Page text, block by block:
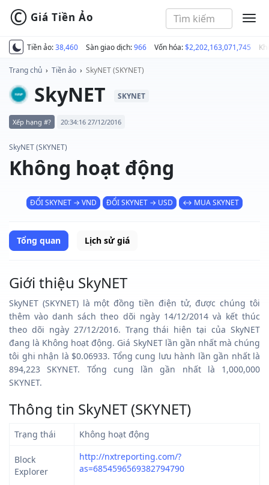
Tiền ảo:38,460 Sàn giao dịch:966 Vốn hóa:$2,202,163,071,745
© Giá Tiền Ảo
Trang chủ › Tiền ảo › SkyNET (SKYNET)
SkyNET SKYNET
Xếp hạng #? 20:34:16 27/12/2016
SkyNET (SKYNET)
Không hoạt động
ĐỔI SKYNET → VND ĐỔI SKYNET → USD ↔ MUA SKYNET
Tổng quan Lịch sử giá
Giới thiệu SkyNET
SkyNET (SKYNET) là một đồng tiền điện tử, được chúng tôi
thêm vào danh sách theo dõi ngày 14/12/2014 và kết thúc
theo dõi ngày 27/12/2016. Trạng thái hiện tại của SkyNET
đang là Không hoạt động. Giá SkyNET lần gần nhất mà chúng
tôi ghi nhận là $0.06933. Tổng cung lưu hành lần gần nhất là
894,223 SKYNET. Tổng cung lần gần nhất là 1,000,000
SKYNET.
Thông tin SkyNET (SKYNET)
Trạng thái Không hoạt động
Block
Explorer
http://nxtreporting.com/?
as=6854596569382794790